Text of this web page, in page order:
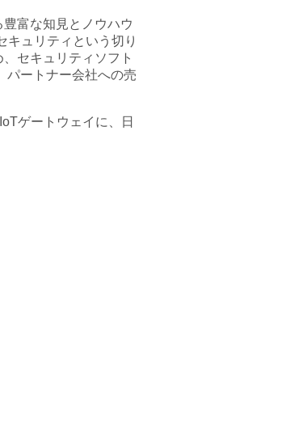
富な知見とノウハウ
キュリティという切り
セキュリティソフト
パートナー会社への売
ゲートウェイに、日